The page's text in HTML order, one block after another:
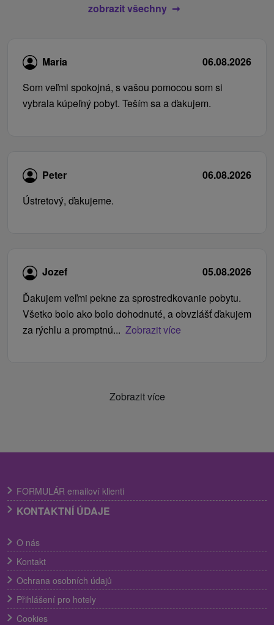
zobrazit všechny
Maria
06.08.2026
Som veľmi spokojná, s vašou pomocou som si
vybrala kúpeľný pobyt. Teším sa a ďakujem.
Peter
06.08.2026
Ústretový, ďakujeme.
Jozef
05.08.2026
Ďakujem veľmi pekne za sprostredkovanie pobytu.
Všetko bolo ako bolo dohodnuté, a obvzlášť ďakujem
za rýchlu a promptnú... Zobrazit více
Zobrazit více
FORMULÁR emailoví klienti
KONTAKTNÍ ÚDAJE
O nás
Kontakt
Ochrana osobních údajů
Přihlášení pro hotely
Cookies